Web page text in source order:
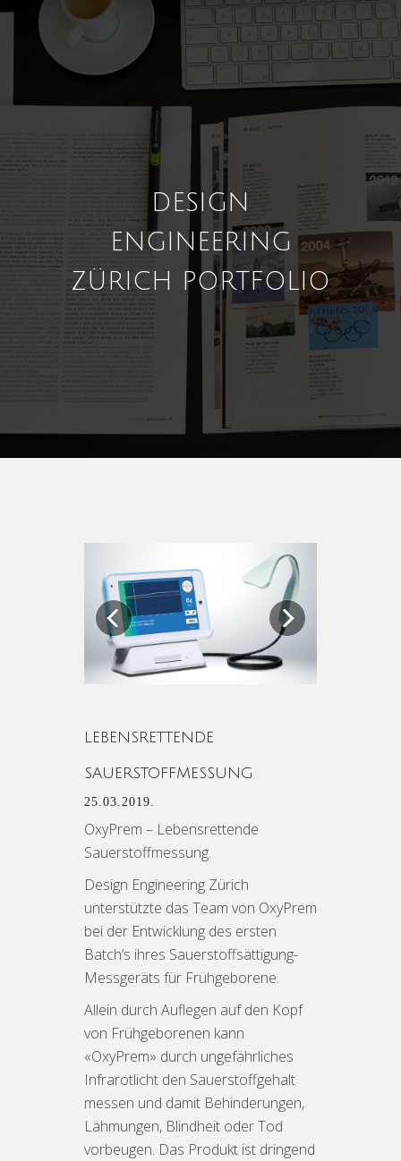
DESIGN
ENGINEERING
ZÜRICH PORTFOLIO
Previous Next
LEBENSRETTENDE
SAUERSTOFFMESSUNG
25.03.2019.
OxyPrem – Lebensrettende
Sauerstoffmessung.
Design Engineering Zürich
unterstützte das Team von OxyPrem
bei der Entwicklung des ersten
Batch’s ihres Sauerstoffsättigung-
Messgeräts für Frühgeborene.
Allein durch Auflegen auf den Kopf
von Frühgeborenen kann
«OxyPrem» durch ungefährliches
Infrarotlicht den Sauerstoffgehalt
messen und damit Behinderungen,
Lähmungen, Blindheit oder Tod
vorbeugen. Das Produkt ist dringend